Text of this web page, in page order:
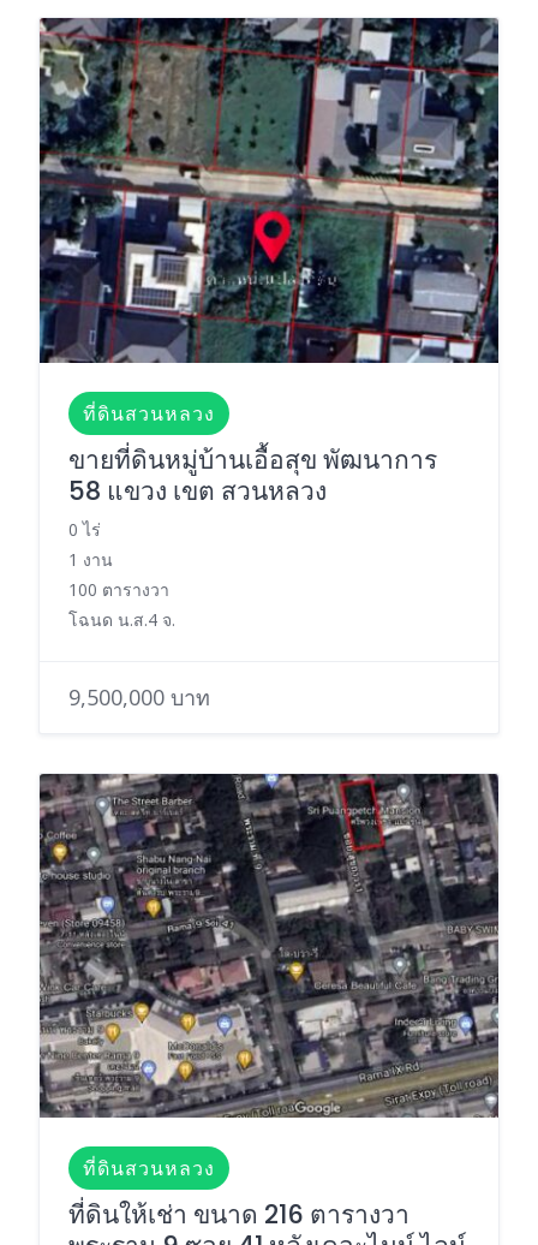
ที่ดินสวนหลวง
ขายที่ดินหมู่บ้านเอื้อสุข พัฒนาการ
58 แขวง เขต สวนหลวง
0 ไร่
1 งาน
100 ตารางวา
โฉนด น.ส.4 จ.
9,500,000 บาท
ที่ดินสวนหลวง
ที่ดินให้เช่า ขนาด 216 ตารางวา